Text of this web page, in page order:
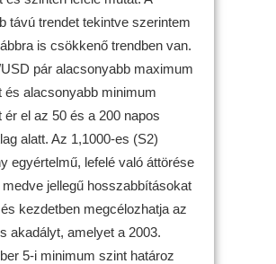
távú trendet tekintve szerintem
is csökkenő trendben van.
pár alacsonyabb maximum
és alacsonyabb minimum
ér el az 50 és a 200 napos
alatt. Az 1,1000-es (S2)
egyértelmű, lefelé való áttörése
medve jellegű hosszabbításokat
kezdetben megcélozhatja az
akadályt, amelyet a 2003.
5-i minimum szint határoz